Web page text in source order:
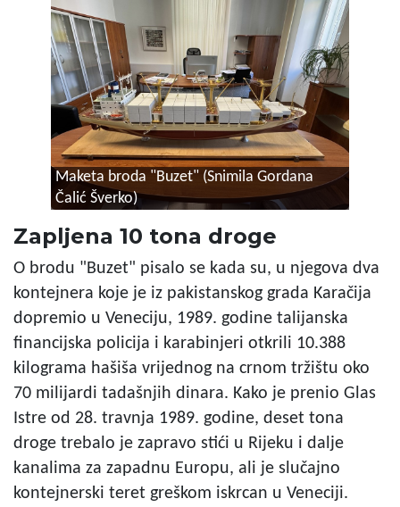
Maketa broda "Buzet" (Snimila Gordana
Čalić Šverko)
Zapljena 10 tona droge
O brodu "Buzet" pisalo se kada su, u njegova dva
kontejnera koje je iz pakistanskog grada Karačija
dopremio u Veneciju, 1989. godine talijanska
financijska policija i karabinjeri otkrili 10.388
kilograma hašiša vrijednog na crnom tržištu oko
70 milijardi tadašnjih dinara. Kako je prenio Glas
Istre od 28. travnja 1989. godine, deset tona
droge trebalo je zapravo stići u Rijeku i dalje
kanalima za zapadnu Europu, ali je slučajno
kontejnerski teret greškom iskrcan u Veneciji.